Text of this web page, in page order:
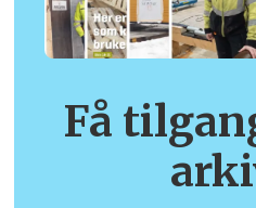
Få